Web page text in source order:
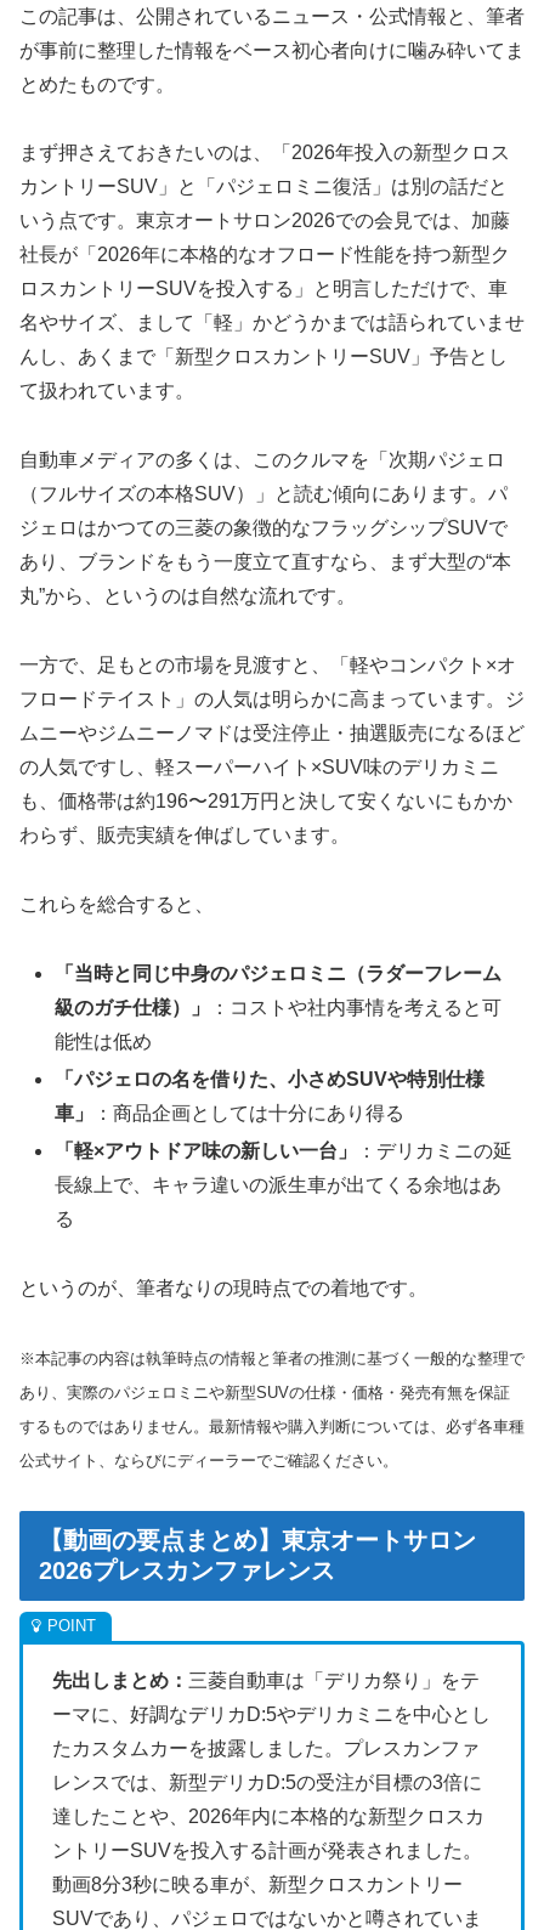
この記事は、公開されているニュース・公式情報と、筆者
が事前に整理した情報をベース初心者向けに噛み砕いてま
とめたものです。
まず押さえておきたいのは、「2026年投入の新型クロス
カントリーSUV」と「パジェロミニ復活」は別の話だと
いう点です。東京オートサロン2026での会見では、加藤
社長が「2026年に本格的なオフロード性能を持つ新型ク
ロスカントリーSUVを投入する」と明言しただけで、車
名やサイズ、まして「軽」かどうかまでは語られていませ
んし、あくまで「新型クロスカントリーSUV」予告とし
て扱われています。
自動車メディアの多くは、このクルマを「次期パジェロ
（フルサイズの本格SUV）」と読む傾向にあります。パ
ジェロはかつての三菱の象徴的なフラッグシップSUVで
あり、ブランドをもう一度立て直すなら、まず大型の“本
丸”から、というのは自然な流れです。
一方で、足もとの市場を見渡すと、「軽やコンパクト×オ
フロードテイスト」の人気は明らかに高まっています。ジ
ムニーやジムニーノマドは受注停止・抽選販売になるほど
の人気ですし、軽スーパーハイト×SUV味のデリカミニ
も、価格帯は約196〜291万円と決して安くないにもかか
わらず、販売実績を伸ばしています。
これらを総合すると、
「当時と同じ中身のパジェロミニ（ラダーフレーム
級のガチ仕様）」
：コストや社内事情を考えると可
能性は低め
「パジェロの名を借りた、小さめSUVや特別仕様
車」
：商品企画としては十分にあり得る
「軽×アウトドア味の新しい一台」
：デリカミニの延
長線上で、キャラ違いの派生車が出てくる余地はあ
る
というのが、筆者なりの現時点での着地です。
※本記事の内容は執筆時点の情報と筆者の推測に基づく一般的な整理で
あり、実際のパジェロミニや新型SUVの仕様・価格・発売有無を保証
するものではありません。最新情報や購入判断については、必ず各車種
公式サイト、ならびにディーラーでご確認ください。
【動画の要点まとめ】東京オートサロン
2026プレスカンファレンス
先出しまとめ： 三菱自動車は「デリカ祭り」をテ
ーマに、好調なデリカD:5やデリカミニを中心とし
たカスタムカーを披露しました。プレスカンファ
レンスでは、新型デリカD:5の受注が目標の3倍に
達したことや、2026年内に本格的な新型クロスカ
ントリーSUVを投入する計画が発表されました。
動画8分3秒に映る車が、新型クロスカントリー
SUVであり、パジェロではないかと噂されていま